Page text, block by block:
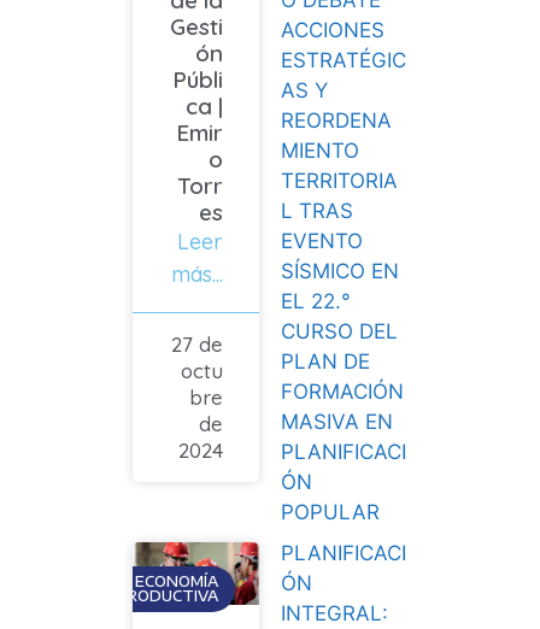
ACCIONES
ESTRATÉGIC
AS Y
REORDENA
MIENTO
TERRITORIA
L TRAS
EVENTO
SÍSMICO EN
EL 22.°
CURSO DEL
PLAN DE
FORMACIÓN
MASIVA EN
PLANIFICACI
ÓN
POPULAR
PLANIFICACI
ÓN
INTEGRAL:
Gesti
ón
Públi
ca |
Emir
o
Torr
es
Leer
más...
27 de
octu
bre
de
2024
ECONOMÍA
PRODUCTIVA